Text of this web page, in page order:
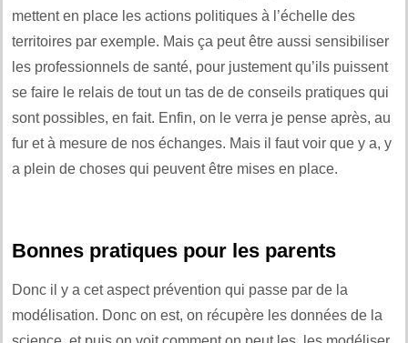
mettent en place les actions politiques à l’échelle des
territoires par exemple. Mais ça peut être aussi sensibiliser
les professionnels de santé, pour justement qu’ils puissent
se faire le relais de tout un tas de de conseils pratiques qui
sont possibles, en fait. Enfin, on le verra je pense après, au
fur et à mesure de nos échanges. Mais il faut voir que y a, y
a plein de choses qui peuvent être mises en place.
Bonnes pratiques pour les parents
Donc il y a cet aspect prévention qui passe par de la
modélisation. Donc on est, on récupère les données de la